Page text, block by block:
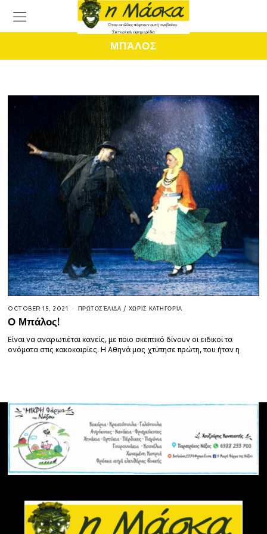
ΜΠΆΛΟΣ
OCTOBER 15, 2021 ΠΡΩΤΟΣΈΛΙΔΑ / ΧΩΡΊΣ ΚΑΤΗΓΟΡΊΑ
Ο Μπάλος!
Είναι να αναρωτιέται κανείς, με ποιο σκεπτικό δίνουν οι ειδικοί τα
ονόματα στις κακοκαιρίες. Η Αθηνά μας χτύπησε πρώτη, που ήταν η